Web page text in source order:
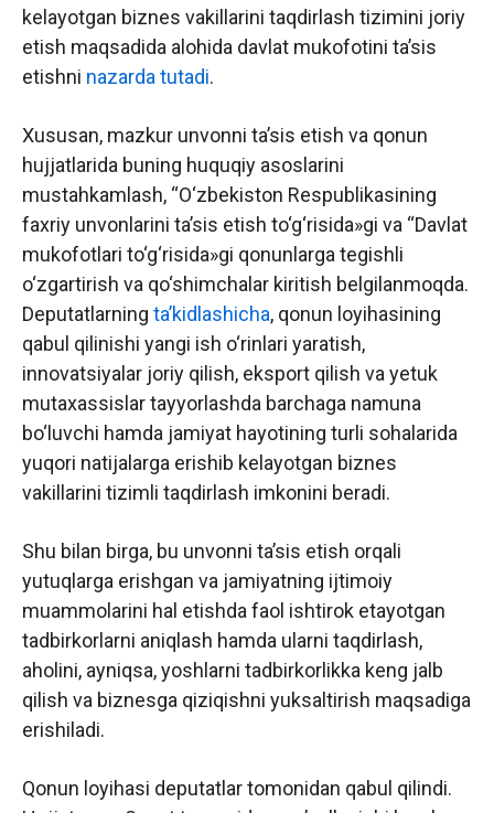
kelayotgan biznes vakillarini taqdirlash tizimini joriy
etish maqsadida alohida davlat mukofotini ta’sis
etishni nazarda tutadi.
Xususan, mazkur unvonni ta’sis etish va qonun
hujjatlarida buning huquqiy asoslarini
mustahkamlash, “O‘zbekiston Respublikasining
faxriy unvonlarini ta’sis etish to‘g‘risida»gi va “Davlat
mukofotlari to‘g‘risida»gi qonunlarga tegishli
o‘zgartirish va qo‘shimchalar kiritish belgilanmoqda.
Deputatlarning ta’kidlashicha, qonun loyihasining
qabul qilinishi yangi ish o‘rinlari yaratish,
innovatsiyalar joriy qilish, eksport qilish va yetuk
mutaxassislar tayyorlashda barchaga namuna
bo‘luvchi hamda jamiyat hayotining turli sohalarida
yuqori natijalarga erishib kelayotgan biznes
vakillarini tizimli taqdirlash imkonini beradi.
Shu bilan birga, bu unvonni ta’sis etish orqali
yutuqlarga erishgan va jamiyatning ijtimoiy
muammolarini hal etishda faol ishtirok etayotgan
tadbirkorlarni aniqlash hamda ularni taqdirlash,
aholini, ayniqsa, yoshlarni tadbirkorlikka keng jalb
qilish va biznesga qiziqishni yuksaltirish maqsadiga
erishiladi.
Qonun loyihasi deputatlar tomonidan qabul qilindi.